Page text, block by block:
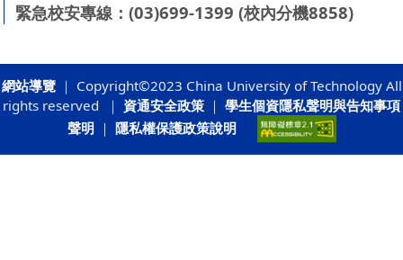
緊急校安專線：(03)699-1399 (校內分機8858)
網站導覽｜ Copyright©2023 China University of Technology All
rights reserved ｜ 資通安全政策 ｜ 學生個資隱私聲明與告知事項
聲明｜ 隱私權保護政策說明